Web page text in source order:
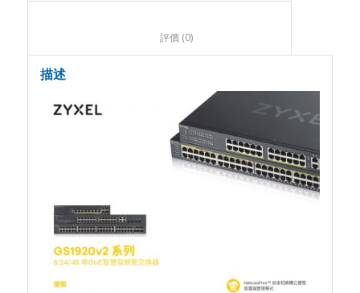
						評價 (0)
描述